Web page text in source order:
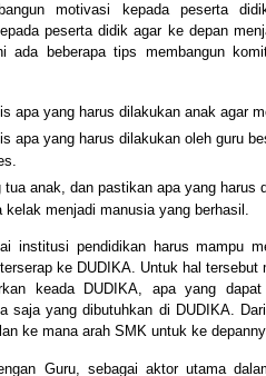
motivasi kepada peserta
peserta didik agar ke depan
ada beberapa tips membangun
apa yang harus dilakukan anak agar
apa yang harus dilakukan oleh guru
tua anak, dan pastikan apa yang harus
kelak menjadi manusia yang berhasil.
institusi pendidikan harus mampu
ke DUDIKA. Untuk hal
keada DUDIKA, apa yang
saja yang dibutuhkan di DUDIKA.
ke mana arah SMK untuk ke
Guru, sebagai aktor utama